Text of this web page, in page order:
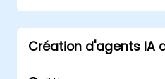
Création d'agents IA